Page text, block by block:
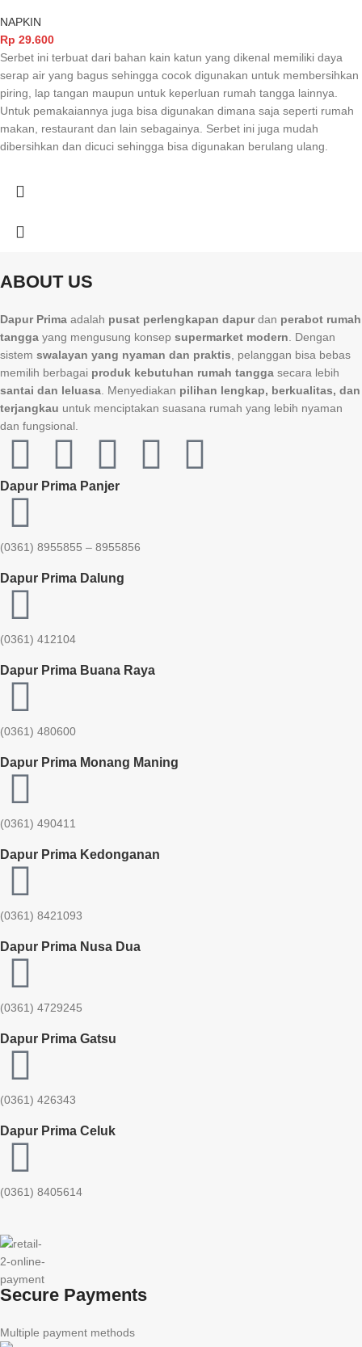
NAPKIN
Rp 29.600
Serbet ini terbuat dari bahan kain katun yang dikenal memiliki daya
serap air yang bagus sehingga cocok digunakan untuk membersihkan
piring, lap tangan maupun untuk keperluan rumah tangga lainnya.
Untuk pemakaiannya juga bisa digunakan dimana saja seperti rumah
makan, restaurant dan lain sebagainya. Serbet ini juga mudah
dibersihkan dan dicuci sehingga bisa digunakan berulang ulang.
ABOUT US
Dapur Prima adalah pusat perlengkapan dapurdan perabot rumah
tangga yang mengusung konsep supermarket modern. Dengan
sistem swalayan yang nyaman dan praktis, pelanggan bisa bebas
memilih berbagai produk kebutuhan rumah tangga secara lebih
santai dan leluasa. Menyediakan pilihan lengkap, berkualitas, dan
terjangkau untuk menciptakan suasana rumah yang lebih nyaman
dan fungsional.
Dapur Prima Panjer
(0361) 8955855 – 8955856​
Dapur Prima Dalung
(0361) 412104
Dapur Prima Buana Raya
(0361) 480600
Dapur Prima Monang Maning
(0361) 490411​
Dapur Prima Kedonganan
(0361) 8421093
Dapur Prima Nusa Dua
(0361) 4729245
Dapur Prima Gatsu
(0361) 426343
Dapur Prima Celuk
(0361) 8405614
Secure Payments
Multiple payment methods